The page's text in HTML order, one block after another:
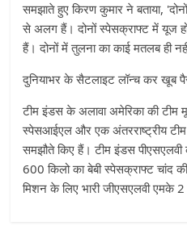
समझाते हुए किरण कुमार ने बताया,
से अलग हैं। दोनों स्पेसक्राफ्ट में यूज
हैं। दोनों में तुलना का काई मतलब ही
दुनियाभर के सैटलाइट लॉन्च कर खूब
टीम इंडस के अलावा अमेरिका की टीम
स्पेसआईएल और एक अंतरराष्ट्रीय
समझौते किए हैं। टीम इंडस पीएसएलवी
600 किलो का बेबी स्पेसक्राफ्ट चांद
मिशन के लिए भारी जीएसएलवी एमके